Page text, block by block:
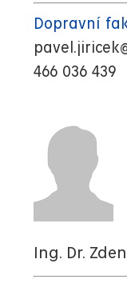
Dopravní
466 036 439
Ing. Dr.